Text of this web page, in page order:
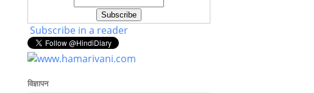
Subscribe in a reader
विज्ञापन